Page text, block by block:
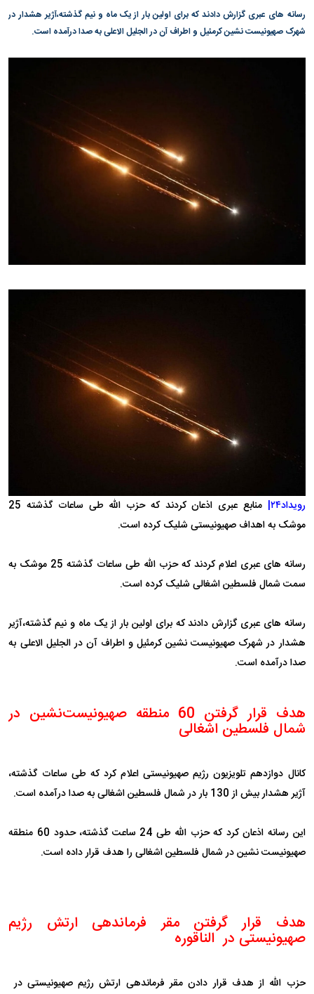
رسانه های عبری گزارش دادند که برای اولین بار از یک ماه و نیم گذشته،‌آژیر هشدار در
شهرک صهیونیست نشین کرمئیل و اطراف آن در الجلیل الاعلی به صدا درآمده است.
رویداد۲۴|
منابع عبری اذعان کردند که حزب الله طی ساعات گذشته 25
موشک به اهداف صهیونیستی شلیک کرده است.
رسانه های عبری اعلام کردند که حزب الله طی ساعات گذشته 25 موشک به
سمت شمال فلسطین اشغالی شلیک کرده است.
رسانه های عبری گزارش دادند که برای اولین بار از یک ماه و نیم گذشته،‌آژیر
هشدار در شهرک صهیونیست نشین کرمئیل و اطراف آن در الجلیل الاعلی به
صدا درآمده است.
هدف قرار گرفتن 60 منطقه صهیونیست‌نشین در
شمال فلسطین اشغالی
کانال دوازدهم تلویزیون رژیم صهیونیستی اعلام کرد که طی ساعات گذشته،
آژیر هشدار بیش از 130 بار در شمال فلسطین اشغالی به صدا درآمده است.
این رسانه اذعان کرد که حزب الله طی 24 ساعت گذشته، حدود 60 منطقه
صهیونیست نشین در شمال فلسطین اشغالی را هدف قرار داده است.
هدف قرار گرفتن مقر فرماندهی ارتش رژیم
صهیونیستی در الناقوره
حزب الله از هدف قرار دادن مقر فرماندهی ارتش رژیم صهیونیستی در